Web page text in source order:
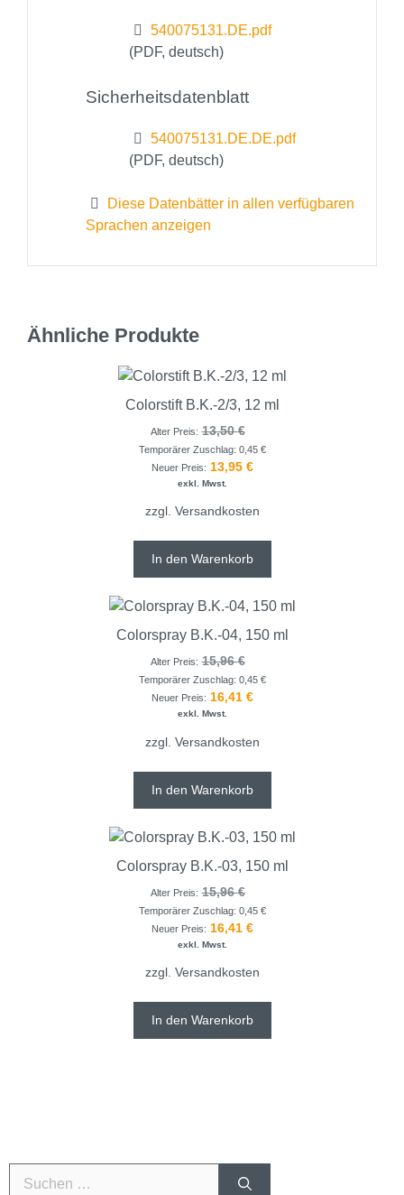
540075131.DE.pdf
(PDF, deutsch)
Sicherheitsdatenblatt
540075131.DE.DE.pdf
(PDF, deutsch)
Diese Datenbätter in allen verfügbaren
Sprachen anzeigen
Ähnliche Produkte
Colorstift B.K.-2/3, 12 ml
Alter Preis: 13,50€
Temporärer Zuschlag: 0,45 €
Neuer Preis: 13,95 €
exkl. Mwst.
zzgl. Versandkosten
In den Warenkorb
Colorspray B.K.-04, 150 ml
Alter Preis: 15,96€
Temporärer Zuschlag: 0,45 €
Neuer Preis: 16,41 €
exkl. Mwst.
zzgl. Versandkosten
In den Warenkorb
Colorspray B.K.-03, 150 ml
Alter Preis: 15,96€
Temporärer Zuschlag: 0,45 €
Neuer Preis: 16,41 €
exkl. Mwst.
zzgl. Versandkosten
In den Warenkorb